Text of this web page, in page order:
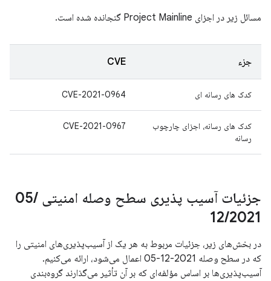
مسائل زیر در اجزای Project Mainline گنجانده شده است.
جزء CVE
کدک های رسانه ای CVE-2021-0964
کدک های رسانه، اجزای چارچوب
رسانه
CVE-2021-0967
جزئیات آسیب پذیری سطح وصله امنیتی 05 /
12/2021
در بخش‌های زیر، جزئیات مربوط به هر یک از آسیب‌پذیری‌های امنیتی را
که در سطح وصله 2021-12-05 اعمال می‌شود، ارائه می‌کنیم.
آسیب‌پذیری‌ها بر اساس مؤلفه‌ای که بر آن تأثیر می‌گذارند گروه‌بندی